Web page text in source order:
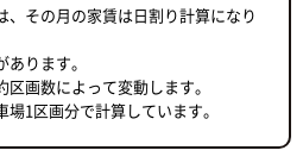
、その月の家賃は日割り計算になり
ります。
画数によって変動します。
1区画分で計算しています。